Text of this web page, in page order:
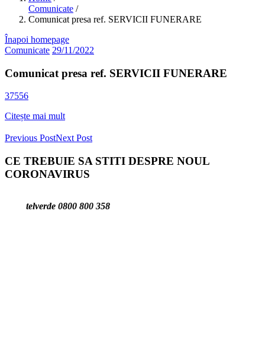
Comunicate /
Comunicat presa ref. SERVICII FUNERARE
Înapoi homepage
Comunicate 29/11/2022
Comunicat presa ref. SERVICII FUNERARE
37556
Citește mai mult
Previous PostNext Post
CE TREBUIE SA STITI DESPRE NOUL
CORONAVIRUS
telverde 0800 800 358